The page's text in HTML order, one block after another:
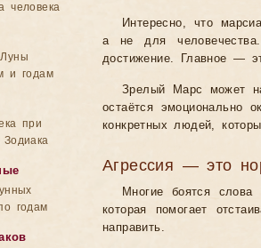
Интересно, что
а не для
достижение. Главное —
Зрелый Марс может
остаётся эмоционально
конкретных людей,
Агрессия — это
Многие боятся
которая помогает
направить.
человека
и годам
при
годам